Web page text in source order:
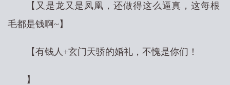
【又是龙又是凤凰，还做得这么逼真，这每根
毛都是钱啊~】
【有钱人+玄门天骄的婚礼，不愧是你们！
】